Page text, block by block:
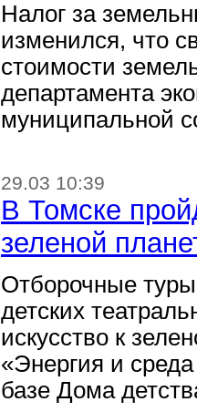
Налог за
изменился, что
стоимости
департамента
муниципальной
29.03 10:39
В Томске
зеленой
Отборочные туры
детских
искусство к
«Энергия и
базе Дома